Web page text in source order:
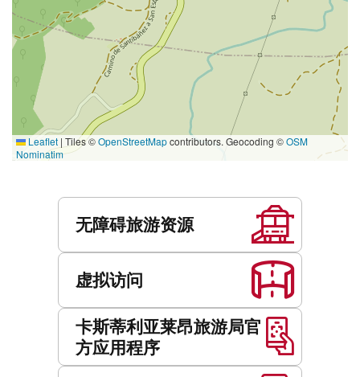
Leaflet | Tiles ©OpenStreetMapcontributors. Geocoding ©OSM
Nominatim
无障碍旅游资源
虚拟访问
卡斯蒂利亚莱昂旅游局官
方应用程序